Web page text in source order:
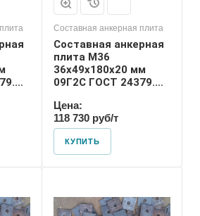
Составная анкерная плита
Составная анкерная
плита М36
36х49х180х20 мм
09Г2С ГОСТ 24379.1-
Цена:
118 730 руб/т
КУПИТЬ